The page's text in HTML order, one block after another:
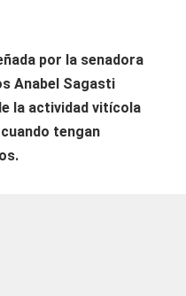
por la senadora
Anabel Sagasti
la actividad vitícola
tengan